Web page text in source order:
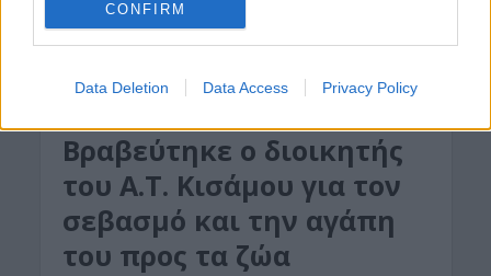
CONFIRM
Data Deletion Data Access Privacy Policy
Bραβεύτηκε ο διοικητής
του Α.Τ. Κισάμου για τον
σεβασμό και την αγάπη
του προς τα ζώα